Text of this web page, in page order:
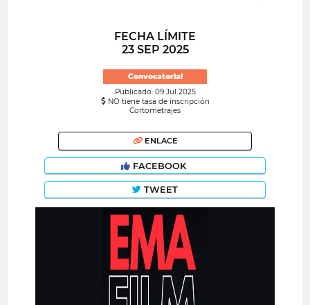
FECHA LÍMITE
23 SEP 2025
Convocatoria!
Publicado: 09 Jul 2025
NO tiene tasa de inscripción
Cortometrajes
ENLACE
FACEBOOK
TWEET